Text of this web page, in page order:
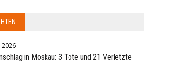
2026
in Moskau: 3 Tote und 21 Verletzte